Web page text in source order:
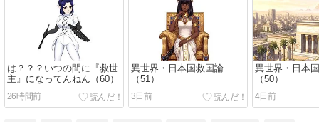
は？？？いつの間に『救世
主』になってんねん（60）
26時間前
異世界・日本国救国論
（51）
3日前
異世界・日本
（50）
4日前